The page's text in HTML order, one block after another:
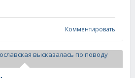
Комментировать